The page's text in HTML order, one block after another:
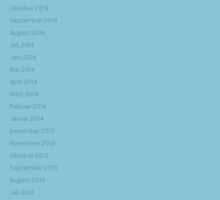
Oktober 2014
September 2014
August 2014
Juli 2014
Juni 2014
Mai 2014
April 2014
März 2014
Februar 2014
Januar 2014
Dezember 2013
November 2013
Oktober 2013
September 2013
August 2013
Juli 2013